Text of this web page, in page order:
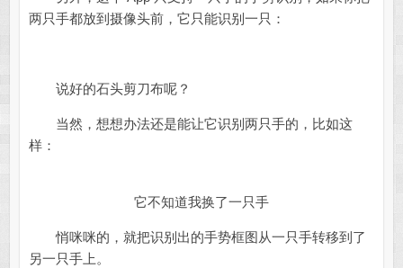
两只手都放到摄像头前，它只能识别一只：
说好的石头剪刀布呢？
当然，想想办法还是能让它识别两只手的，比如这
样：
它不知道我换了一只手
悄咪咪的，就把识别出的手势框图从一只手转移到了
另一只手上。